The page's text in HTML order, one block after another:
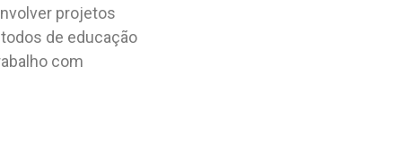
projetos
de educação
com